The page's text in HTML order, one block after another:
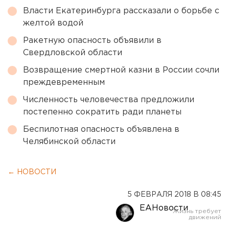
Власти Екатеринбурга рассказали о борьбе с
желтой водой
Ракетную опасность объявили в
Свердловской области
Возвращение смертной казни в России сочли
преждевременным
Численность человечества предложили
постепенно сократить ради планеты
Беспилотная опасность объявлена в
Челябинской области
← НОВОСТИ
5 ФЕВРАЛЯ 2018 В 08:45
ЕАНовости